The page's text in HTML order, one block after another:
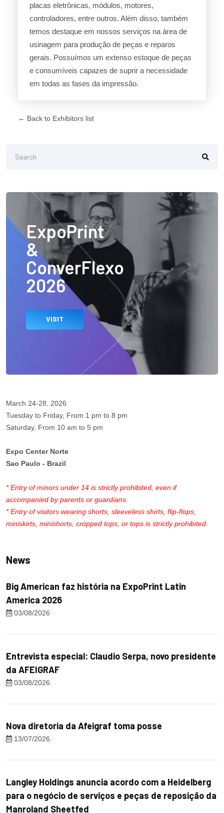
placas eletrônicas, módulos, motores,
controladores, entre outros. Além disso, também
temos destaque em nossos serviços na área de
usinagem para produção de peças e reparos
gerais. Possuímos um extenso estoque de peças
e consumíveis capazes de suprir a necessidade
em todas as fases da impressão.
← Back to Exhibitors list
ExpoPrint
&
ConverFlexo
2026
VISIT
March 24-28, 2026
Tuesday to Friday, From 1 pm to 8 pm
Saturday, From 10 am to 5 pm
Expo Center Norte
Sao Paulo - Brazil
* Entry of minors under 14 is strictly prohibited, even if
accompanied by parents or guardians.
* Entry of visitors wearing shorts, sleeveless shirts, flip-flops,
miniskirts, minishorts, cropped tops, or tops is strictly prohibited.
News
Big American faz história na ExpoPrint Latin
America 2026
03/08/2026
Entrevista especial: Claudio Serpa, novo presidente
da AFEIGRAF
03/08/2026
Nova diretoria da Afeigraf toma posse
13/07/2026
Langley Holdings anuncia acordo com a Heidelberg
para o negócio de serviços e peças de reposição da
Manroland Sheetfed